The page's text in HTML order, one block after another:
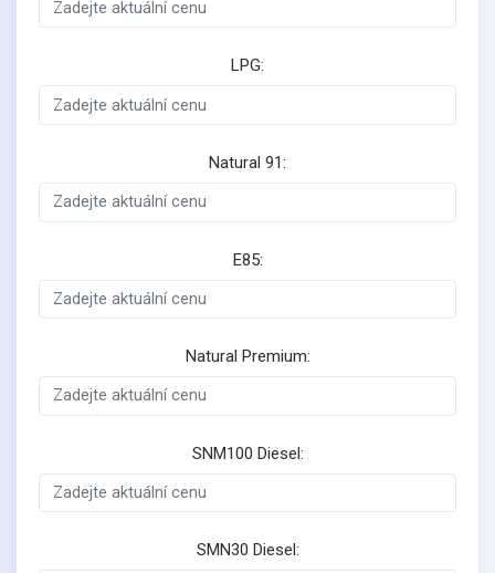
LPG:
Natural 91:
E85:
Natural Premium:
SNM100 Diesel:
SMN30 Diesel: